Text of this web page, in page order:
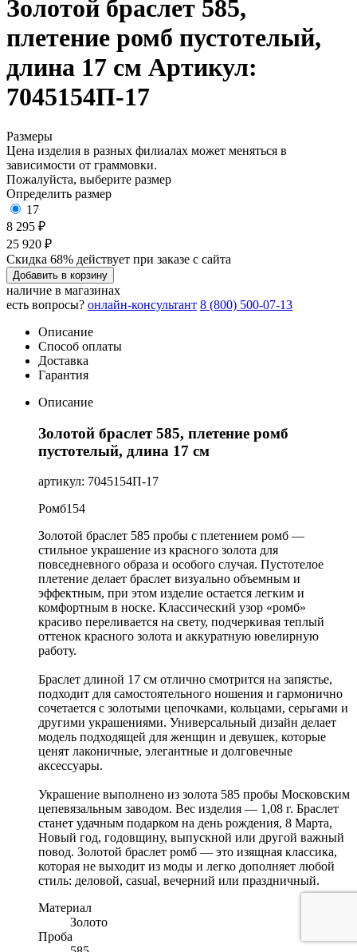
Золотой браслет 585,
плетение ромб пустотелый,
длина 17 см Артикул:
7045154П-17
Размеры
Цена изделия в разных филиалах может меняться в
зависимости от граммовки.
Пожалуйста, выберите размер
Определить размер
17
8 295 ₽
25 920 ₽
Скидка 68% действует при заказе с сайта
Добавить в корзину
наличие в магазинах
есть вопросы? онлайн-консультант 8 (800) 500-07-13
Описание
Способ оплаты
Доставка
Гарантия
Описание
Золотой браслет 585, плетение ромб
пустотелый, длина 17 см
артикул: 7045154П-17
Ромб154
Золотой браслет 585 пробы с плетением ромб —
стильное украшение из красного золота для
повседневного образа и особого случая. Пустотелое
плетение делает браслет визуально объемным и
эффектным, при этом изделие остается легким и
комфортным в носке. Классический узор «ромб»
красиво переливается на свету, подчеркивая теплый
оттенок красного золота и аккуратную ювелирную
работу.
Браслет длиной 17 см отлично смотрится на запястье,
подходит для самостоятельного ношения и гармонично
сочетается с золотыми цепочками, кольцами, серьгами и
другими украшениями. Универсальный дизайн делает
модель подходящей для женщин и девушек, которые
ценят лаконичные, элегантные и долговечные
аксессуары.
Украшение выполнено из золота 585 пробы Московским
цепевязальным заводом. Вес изделия — 1,08 г. Браслет
станет удачным подарком на день рождения, 8 Марта,
Новый год, годовщину, выпускной или другой важный
повод. Золотой браслет ромб — это изящная классика,
которая не выходит из моды и легко дополняет любой
стиль: деловой, casual, вечерний или праздничный.
Материал
Золото
Проба